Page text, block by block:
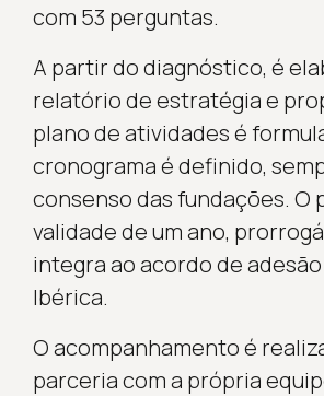
com 53 perguntas.
A partir do diagnóstico, é
relatório de estratégia e
plano de atividades é
cronograma é definido,
consenso das fundações. O
validade de um ano,
integra ao acordo de adesão
Ibérica.
O acompanhamento é
parceria com a própria